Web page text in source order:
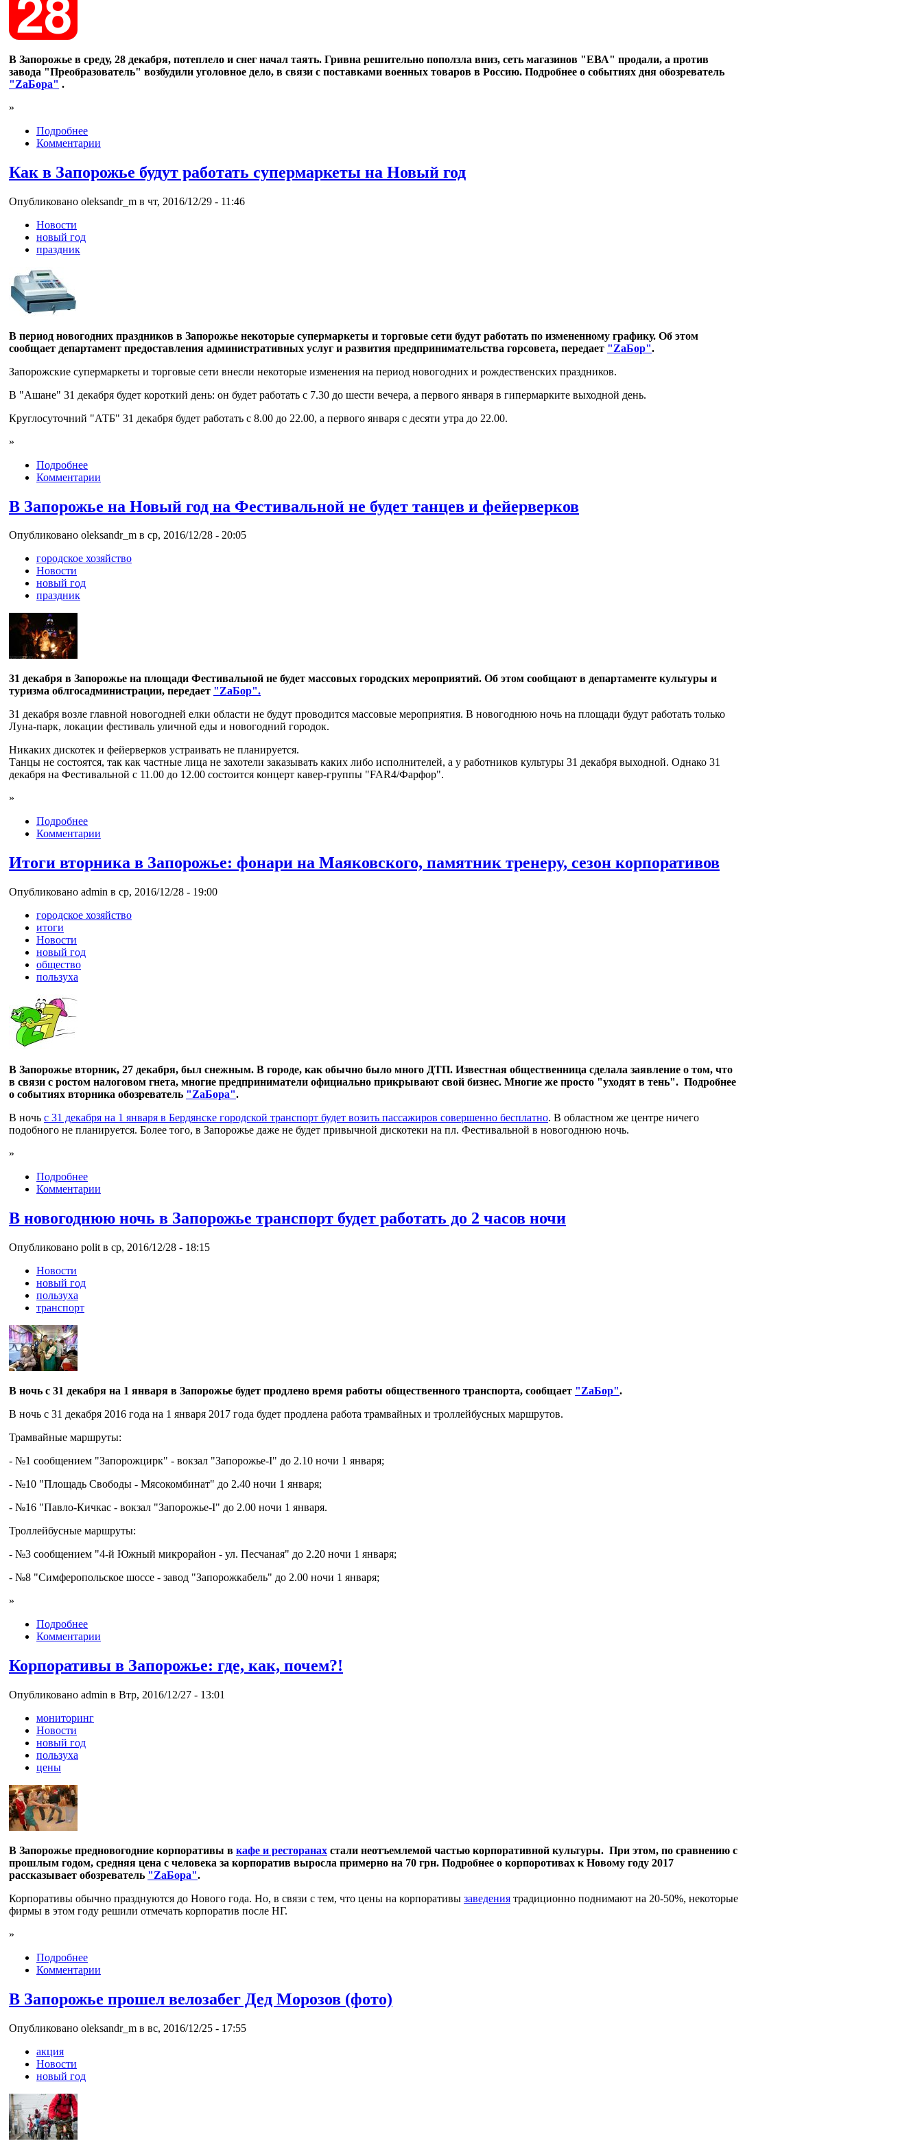
В Запорожье в среду, 28 декабря, потеплело и снег начал таять. Гривна решительно поползла вниз, сеть магазинов "ЕВА" продали, а против
завода "Преобразователь" возбудили уголовное дело, в связи с поставками военных товаров в Россию. Подробнее о событиях дня обозреватель
"ZaБора" .
»
Подробнее
Комментарии
Как в Запорожье будут работать супермаркеты на Новый год
Опубликовано oleksandr_m в чт, 2016/12/29 - 11:46
Новости
новый год
праздник
В период новогодних праздников в Запорожье некоторые супермаркеты и торговые сети будут работать по измененному графику. Об этом
сообщает департамент предоставления административных услуг и развития предпринимательства горсовета, передает "ZaБор".
Запорожские супермаркеты и торговые сети внесли некоторые изменения на период новогодних и рождественских праздников.
В "Ашане" 31 декабря будет короткий день: он будет работать с 7.30 до шести вечера, а первого января в гипермарките выходной день.
Круглосуточний "АТБ" 31 декабря будет работать с 8.00 до 22.00, а первого января с десяти утра до 22.00.
»
Подробнее
Комментарии
В Запорожье на Новый год на Фестивальной не будет танцев и фейерверков
Опубликовано oleksandr_m в ср, 2016/12/28 - 20:05
городское хозяйство
Новости
новый год
праздник
31 декабря в Запорожье на площади Фестивальной не будет массовых городских мероприятий. Об этом сообщают в департаменте культуры и
туризма облгосадминистрации, передает "ZaБор".
31 декабря возле главной новогодней елки области не будут проводится массовые мероприятия. В новогоднюю ночь на площади будут работать только
Луна-парк, локации фестиваль уличной еды и новогодний городок.
Никаких дискотек и фейерверков устраивать не планируется.
Танцы не состоятся, так как частные лица не захотели заказывать каких либо исполнителей, а у работников культуры 31 декабря выходной. Однако 31
декабря на Фестивальной с 11.00 до 12.00 состоится концерт кавер-группы "FAR4/Фарфор".
»
Подробнее
Комментарии
Итоги вторника в Запорожье: фонари на Маяковского, памятник тренеру, сезон корпоративов
Опубликовано admin в ср, 2016/12/28 - 19:00
городское хозяйство
итоги
Новости
новый год
общество
пользуха
В Запорожье вторник, 27 декабря, был снежным. В городе, как обычно было много ДТП. Известная общественница сделала заявление о том, что
в связи с ростом налоговом гнета, многие предприниматели официально прикрывают свой бизнес. Многие же просто "уходят в тень". Подробнее
о событиях вторника обозреватель "ZаБора".
В ночь с 31 декабря на 1 января в Бердянске городской транспорт будет возить пассажиров совершенно бесплатно. В областном же центре ничего
подобного не планируется. Более того, в Запорожье даже не будет привычной дискотеки на пл. Фестивальной в новогоднюю ночь.
»
Подробнее
Комментарии
В новогоднюю ночь в Запорожье транспорт будет работать до 2 часов ночи
Опубликовано polit в ср, 2016/12/28 - 18:15
Новости
новый год
пользуха
транспорт
В ночь с 31 декабря на 1 января в Запорожье будет продлено время работы общественного транспорта, сообщает "ZаБор".
В ночь с 31 декабря 2016 года на 1 января 2017 года будет продлена работа трамвайных и троллейбусных маршрутов.
Трамвайные маршруты:
- №1 сообщением "Запорожцирк" - вокзал "Запорожье-І" до 2.10 ночи 1 января;
- №10 "Площадь Свободы - Мясокомбинат" до 2.40 ночи 1 января;
- №16 "Павло-Кичкас - вокзал "Запорожье-І" до 2.00 ночи 1 января.
Троллейбусные маршруты:
- №3 сообщением "4-й Южный микрорайон - ул. Песчаная" до 2.20 ночи 1 января;
- №8 "Симферопольское шоссе - завод "Запорожкабель" до 2.00 ночи 1 января;
»
Подробнее
Комментарии
Корпоративы в Запорожье: где, как, почем?!
Опубликовано admin в Втр, 2016/12/27 - 13:01
мониторинг
Новости
новый год
пользуха
цены
В Запорожье предновогодние корпоративы в кафе и ресторанах стали неотъемлемой частью корпоративной культуры. При этом, по сравнению с
прошлым годом, средняя цена с человека за корпоратив выросла примерно на 70 грн. Подробнее о корпоротивах к Новому году 2017
рассказывает обозреватель "ZаБора".
Корпоративы обычно празднуются до Нового года. Но, в связи с тем, что цены на корпоративы заведения традиционно поднимают на 20-50%, некоторые
фирмы в этом году решили отмечать корпоратив после НГ.
»
Подробнее
Комментарии
В Запорожье прошел велозабег Дед Морозов (фото)
Опубликовано oleksandr_m в вс, 2016/12/25 - 17:55
акция
Новости
новый год